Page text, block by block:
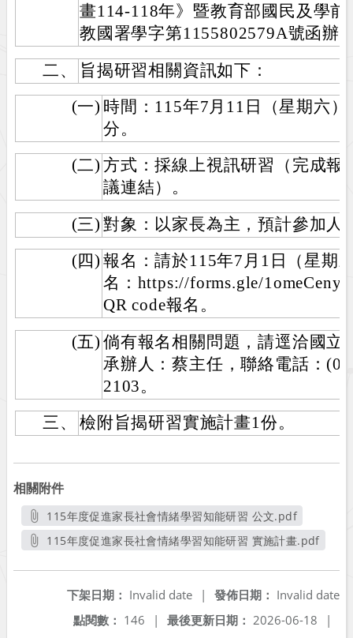
畫114-118年》暨教育部國民及學
教國署學字第1155802579A號函辦
二、
旨揭研習相關資訊如下：
(一) 時間：115年7月11日（星期六
分。
(二) 方式：採線上視訊研習（完成報
議連結）。
(三) 對象：以家長為主，預計參加人
(四) 報名：請於115年7月1日（星期
名：https://forms.gle/
QR code報名。
(五) 倘有報名相關問題，請逕洽國立
承辦人：蔡主任，聯絡電話：
2103。
三、
檢附旨揭研習實施計畫1份。
相關附件
115年度促進家長社會情緒學習知能研習 公文.pdf
另開新視窗
115年度促進家長社會情緒學習知能研習 實施計畫.pdf
發佈日期： Invalid date
下架日期： Invalid date
|
最後更新日期： 2026-06-18 |
點閱數： 146 |